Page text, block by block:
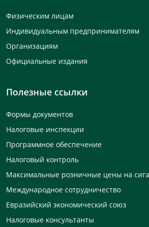
Физическим лицам
Индивидуальным предпринимателям
Организациям
Официальные издания
Полезные ссылки
Формы документов
Налоговые инспекции
Программное обеспечение
Налоговый контроль
Максимальные розничные цены на
Международное сотрудничество
Евразийский экономический союз
Налоговые консультанты